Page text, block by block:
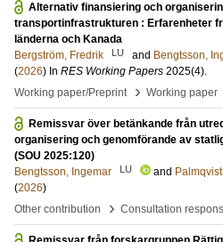
Alternativ finansiering och
transportinfrastrukturen : Erfarenheter
länderna och Kanada
Bergström, Fredrik
LU and Bengtsson,
(2026) In RES Working Papers 2025(4).
Working paper/Preprint
› Working paper
Remissvar över betänkande från
organisering och genomförande av
(SOU 2025:120)
Bengtsson, Ingemar
LU and
(2026)
Other contribution
› Consultation